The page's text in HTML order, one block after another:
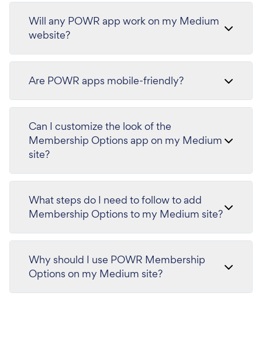
Will any POWR app work on my Medium
website?
Are POWR apps mobile-friendly?
Can I customize the look of the
Membership Options app on my Medium
site?
What steps do I need to follow to add
Membership Options to my Medium site?
Why should I use POWR Membership
Options on my Medium site?